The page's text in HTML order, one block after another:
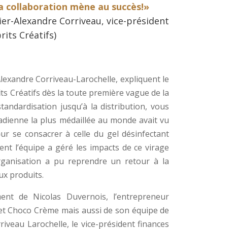
collaboration mène au succès!»
Alexandre Corriveau, vice-président
Créatifs)
Corriveau-Larochelle, expliquent le
Créatifs dès la toute première vague de la
jusqu’à la distribution, vous
la plus médaillée au monde avait vu
se consacrer à celle du gel désinfectant
l’équipe a géré les impacts de ce virage
a pu reprendre un retour à la
produits.
de Nicolas Duvernois, l’entrepreneur
Choco Crème mais aussi de son équipe de
Larochelle, le vice-président finances